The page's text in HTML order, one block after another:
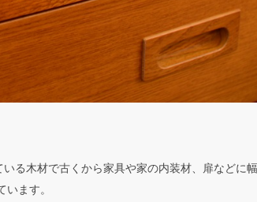
る木材で古くから家具や家の内装材、扉などに幅
ます。